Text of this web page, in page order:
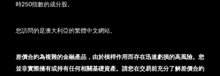
時250指數的成分股。
您訪問的是澳大利亞的繁體中文網站。
差價合約為複雜的金融產品，由於槓桿作用而存在迅速虧損的高風險。您
並非實際擁有或持有任何相關基礎資產。請您在交易前充分了解差價合約